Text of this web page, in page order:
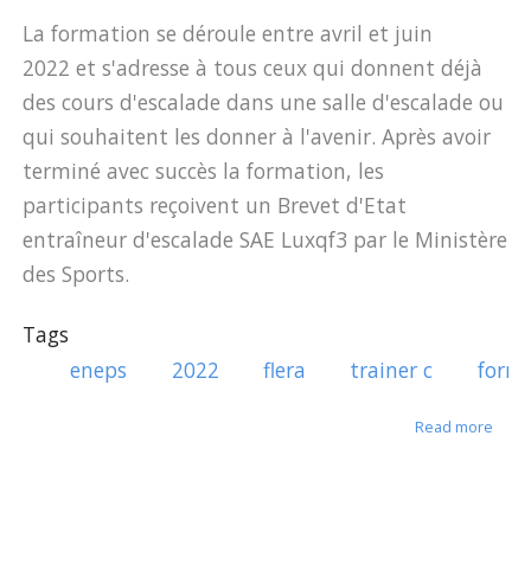
La formation se déroule entre avril et juin
2022 et s'adresse à tous ceux qui donnent déjà
des cours d'escalade dans une salle d'escalade ou
qui souhaitent les donner à l'avenir. Après avoir
terminé avec succès la formation, les
participants reçoivent un Brevet d'Etat
entraîneur d'escalade SAE Luxqf3 par le Ministère
des Sports.
Tags
eneps
2022 flera trainer c
Read more